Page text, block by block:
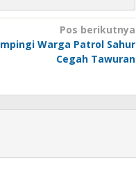
Pos berikutnya
Warga Patrol Sahur
Cegah Tawuran